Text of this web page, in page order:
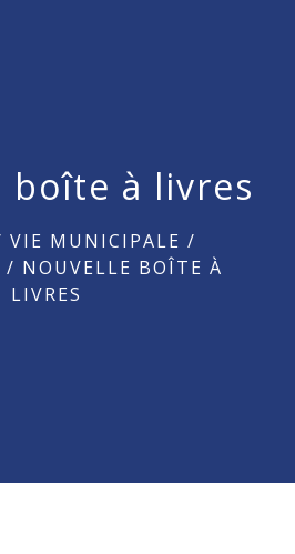
boîte à livres
VIE MUNICIPALE /
/ NOUVELLE BOÎTE À
LIVRES